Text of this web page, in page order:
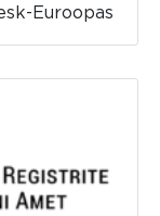
Euroopas